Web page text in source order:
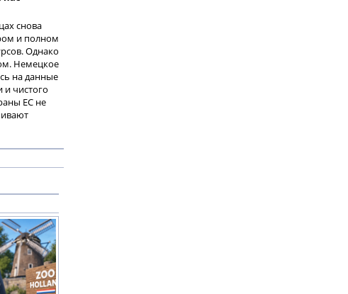
снова
и полном
Однако
Немецкое
на данные
и чистого
ЕС не